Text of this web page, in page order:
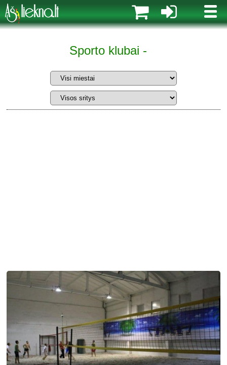
MENIU
Sporto klubai -